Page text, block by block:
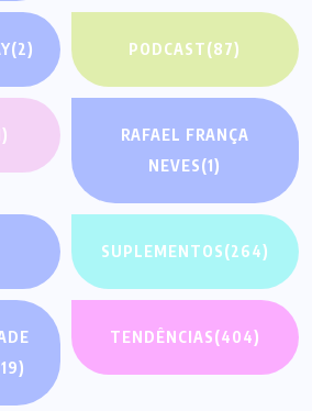
(2) PODCAST(87)
RAFAEL FRANÇA
NEVES(1)
SUPLEMENTOS(264)
TENDÊNCIAS(404)